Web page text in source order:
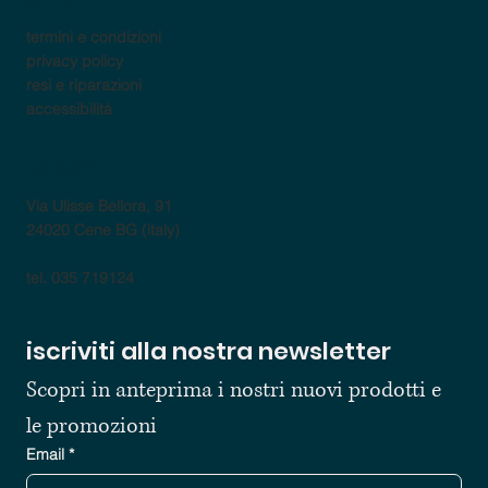
termini e condizioni
privacy policy
resi e riparazioni
accessibilità
Via Ulisse Bellora, 91
24020 Cene BG (italy)
tel. 035 719124
iscriviti alla nostra newsletter
Scopri in anteprima i nostri nuovi prodotti e
le promozioni
Email *